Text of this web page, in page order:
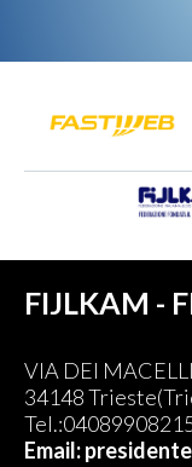
FIJLKAM -
VIA DEI
34148
Email: